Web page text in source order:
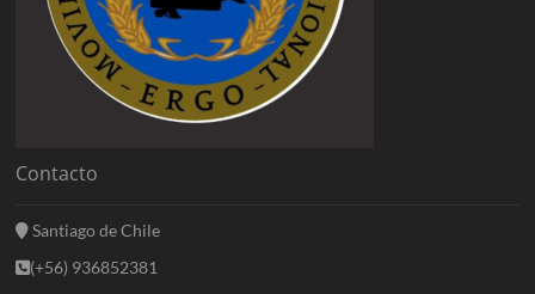
Contacto
Santiago de Chile
(+56) 936852381